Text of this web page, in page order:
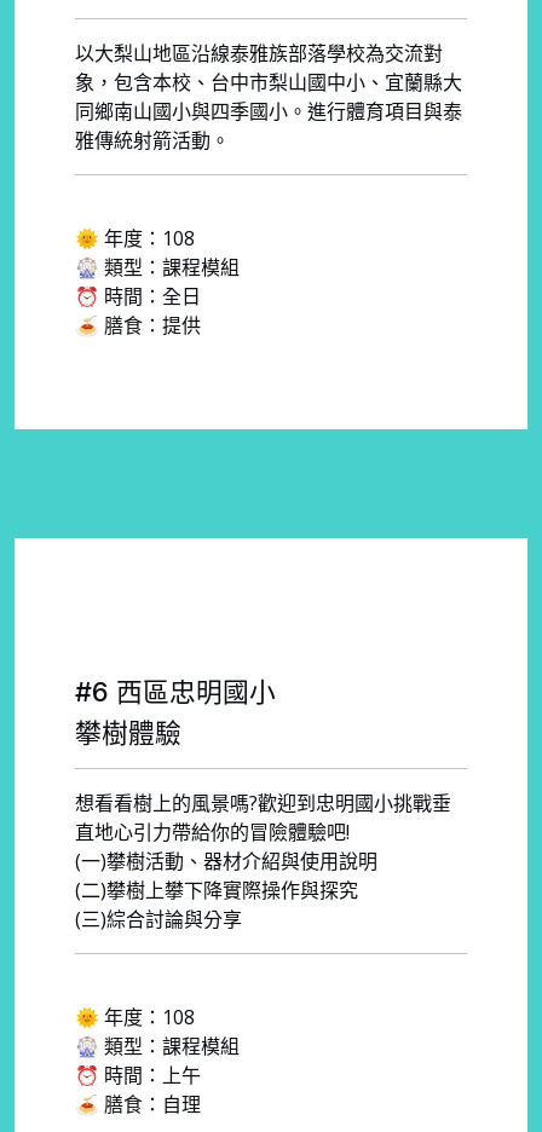
以大梨山地區沿線泰雅族部落學校為交流對
象，包含本校、台中市梨山國中小、宜蘭縣大
同鄉南山國小與四季國小。進行體育項目與泰
雅傳統射箭活動。
🌞 年度：108
🎡 類型：課程模組
⏰ 時間：全日
🍝 膳食：提供
#6 西區忠明國小
攀樹體驗
想看看樹上的風景嗎?歡迎到忠明國小挑戰垂
直地心引力帶給你的冒險體驗吧!
(一)攀樹活動、器材介紹與使用說明
(二)攀樹上攀下降實際操作與探究
(三)綜合討論與分享
🌞 年度：108
🎡 類型：課程模組
⏰ 時間：上午
🍝 膳食：自理